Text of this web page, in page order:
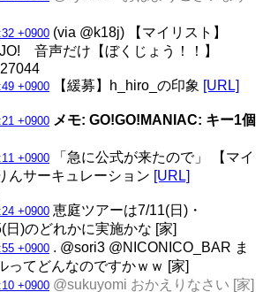
+0900 (via @k18j) 【マイリスト】
音声だけ【ぼくじょう！！】
+0900 【緩募】h_hiro_の印象 [URL]
+0900 メモ: GO!GO!MANIAC: キー1個
+0900 「急に公式が来たので」 【マイ
んサーキュレーション [URL]
+0900 恵庭ツアーは7/11(日)・
日)のどれかに実施かな [家]
+0900 . @sori3 @NICONICO_BAR ま
ってどんなのですかｗｗ [家]
+0900 @sukuyomi おかえりなさい [家]